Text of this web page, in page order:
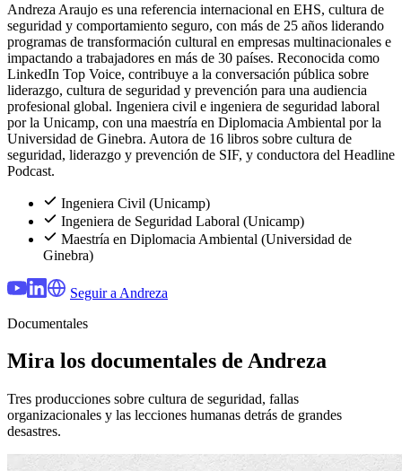
Andreza Araujo es una referencia internacional en EHS, cultura de
seguridad y comportamiento seguro, con más de 25 años liderando
programas de transformación cultural en empresas multinacionales e
impactando a trabajadores en más de 30 países. Reconocida como
LinkedIn Top Voice, contribuye a la conversación pública sobre
liderazgo, cultura de seguridad y prevención para una audiencia
profesional global. Ingeniera civil e ingeniera de seguridad laboral
por la Unicamp, con una maestría en Diplomacia Ambiental por la
Universidad de Ginebra. Autora de 16 libros sobre cultura de
seguridad, liderazgo y prevención de SIF, y conductora del Headline
Podcast.
Ingeniera Civil (Unicamp)
Ingeniera de Seguridad Laboral (Unicamp)
Maestría en Diplomacia Ambiental (Universidad de
Ginebra)
Seguir a Andreza
Documentales
Mira los documentales de Andreza
Tres producciones sobre cultura de seguridad, fallas
organizacionales y las lecciones humanas detrás de grandes
desastres.